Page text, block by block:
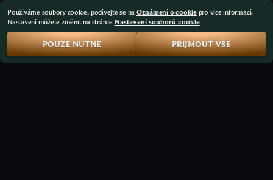
Používáme soubory cookie, podívejte se na Oznámení o cookiepro více informací.
Nastavení můžete změnit na stránce Nastavení souborů cookie
POUZE NUTNÉ PŘIJMOUT VŠE